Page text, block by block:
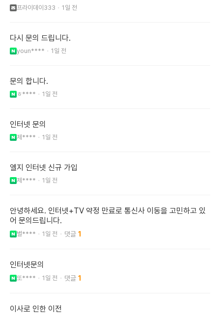
프라이데이333 1일 전
다시 문의 드립니다.
youn**** 1일 전
문의 합니다.
ㅎ**** 1일 전
인터넷 문의
제**** 1일 전
엘지 인터넷 신규 가입
제**** 1일 전
안녕하세요. 인터넷+TV 약정 만료로 통신사 이동을 고민하고 있
어 문의드립니다.
별**** 1일 전 1
인터넷문의
또**** 1일 전 1
이사로 인한 이전